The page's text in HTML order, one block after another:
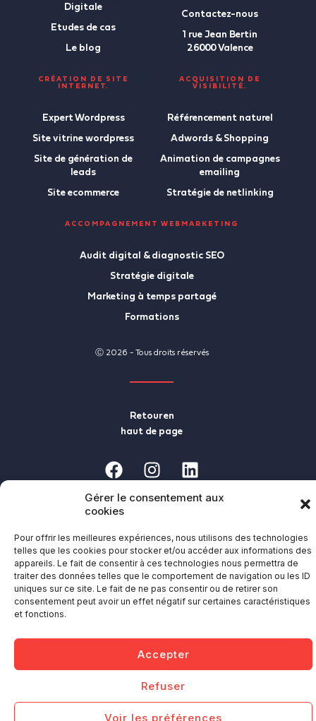
Gérer le consentement aux
cookies
Pour offrir les meilleures expériences, nous utilisons des technologies
telles que les cookies pour stocker et/ou accéder aux informations des
appareils. Le fait de consentir à ces technologies nous permettra de
traiter des données telles que le comportement de navigation ou les ID
uniques sur ce site. Le fait de ne pas consentir ou de retirer son
consentement peut avoir un effet négatif sur certaines caractéristiques
et fonctions.
Accepter
Refuser
Voir les préférences
Digitale
Etudes de cas
Le blog
Contactez-nous
1 rue Jean Bertin
26000 Valence
CRÉATION DE SITE
INTERNET.
Expert Wordpress
Site vitrine wordpress
Site de génération de
leads
Site ecommerce
ACQUISITION DE
VISIBILITÉ.
Référencement naturel
Adwords & Shopping
Animation de campagnes
emailing
Stratégie de netlinking
ACCOMPAGNEMENT WEBMARKETING
Audit digital & diagnostic SEO
Stratégie digitale
Marketing à temps partagé
Formations
Ⓒ 2026 - Tous droits réservés
Retour en
haut de page
F
a
c
e
b
o
o
k
I
n
s
a
g
r
a
m
L
i
n
e
d
i
n
Politique de confidentialité